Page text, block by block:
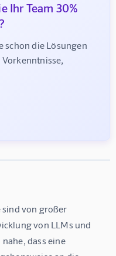
Ihr Team 30%
schon die Lösungen
sind von großer
von LLMs und
dass eine